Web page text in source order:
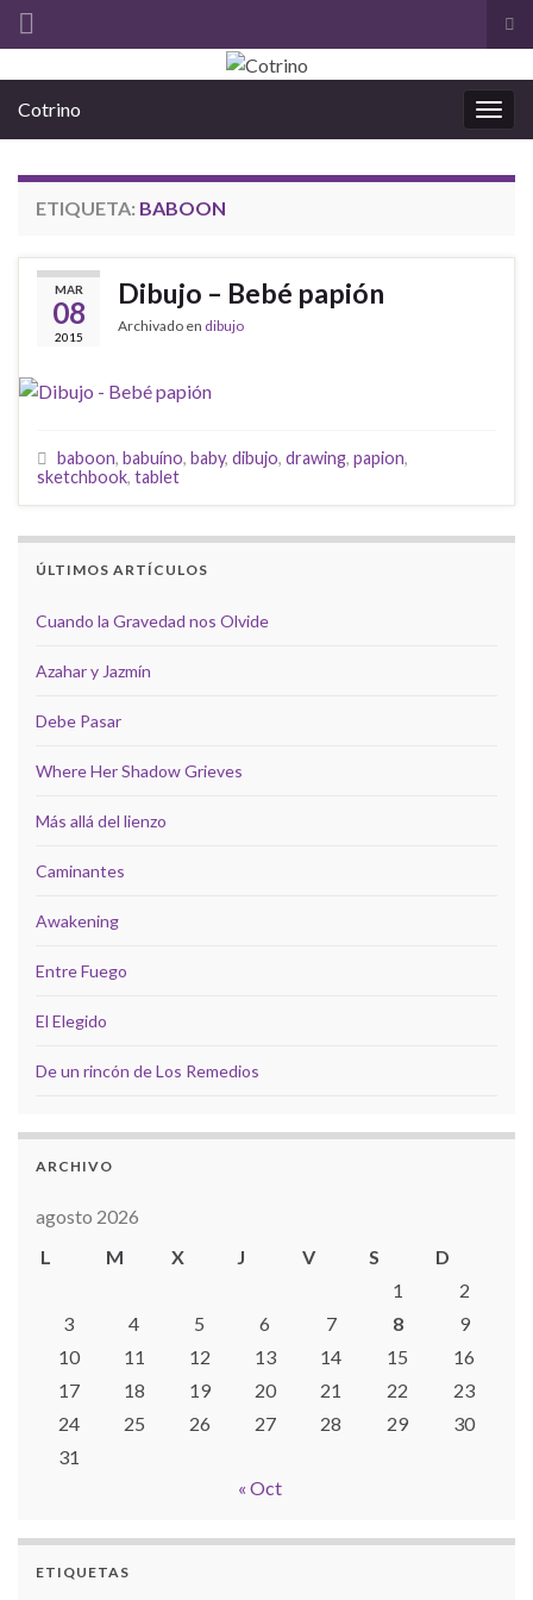
el
la
Cotrino
ETIQUETA: BABOON
MAR
08
2015
Dibujo – Bebé papión
Archivado en dibujo
baboon, babuíno, baby, dibujo, drawing, papion,
sketchbook, tablet
ÚLTIMOS ARTÍCULOS
Cuando la Gravedad nos Olvide
Azahar y Jazmín
Debe Pasar
Where Her Shadow Grieves
Más allá del lienzo
Caminantes
Awakening
Entre Fuego
El Elegido
De un rincón de Los Remedios
ARCHIVO
agosto 2026
L
M X J V S
D
1
2
3
4 5 6 7 8
9
10
11 12 13 14 15
16
17
18 19 20 21 22
23
24
25 26 27 28 29
30
31
« Oct
ETIQUETAS